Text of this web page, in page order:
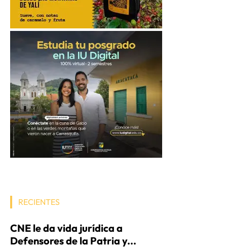
RECIENTES
CNE le da vida jurídica a
Defensores de la Patria y...